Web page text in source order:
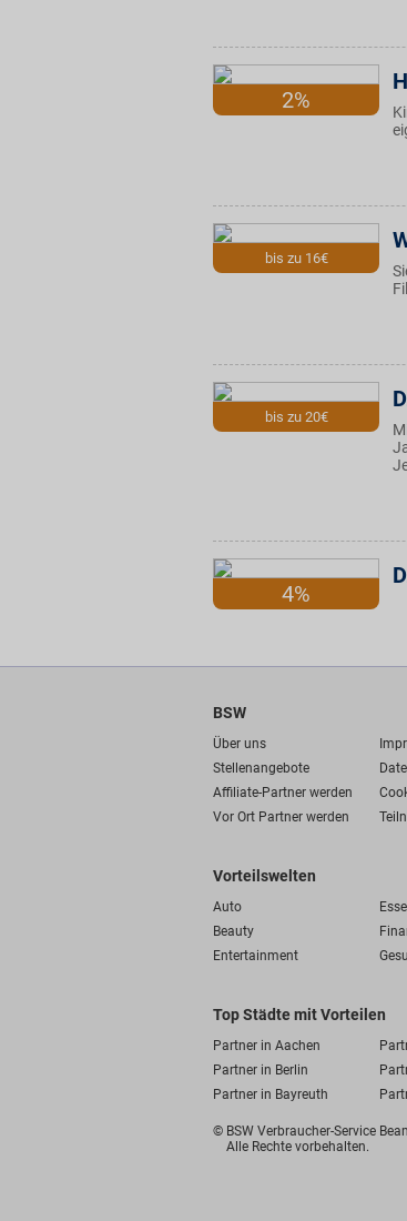
2%
bis zu 16€
bis zu 20€
4%
BSW
Über uns
Stellenangebote
Affiliate-Partner werden
Vor Ort Partner werden
Vorteilswelten
Auto
Beauty
Entertainment
Top Städte mit Vorteilen
Partner in Aachen
Partner in Berlin
Partner in Bayreuth
© BSW Verbraucher-Service
Alle Rechte vorbehalten.